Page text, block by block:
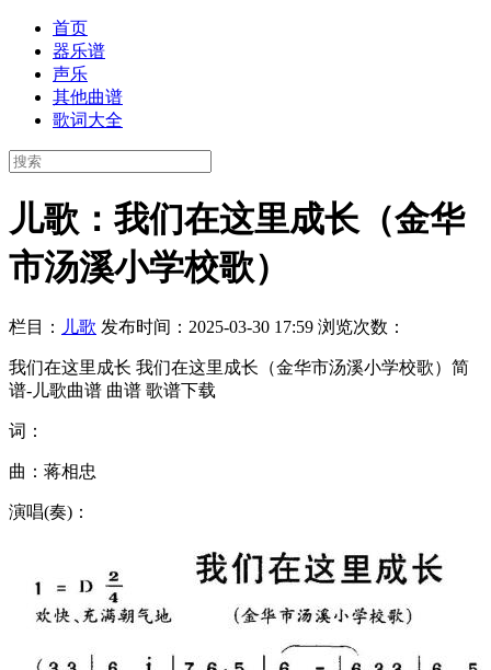
首页
器乐谱
声乐
其他曲谱
歌词大全
儿歌：我们在这里成长（金华
市汤溪小学校歌）
栏目： 儿歌 发布时间：2025-03-30 17:59 浏览次数：
我们在这里成长 我们在这里成长（金华市汤溪小学校歌）简
谱-儿歌曲谱 曲谱 歌谱下载
词：
曲：蒋相忠
演唱(奏)：